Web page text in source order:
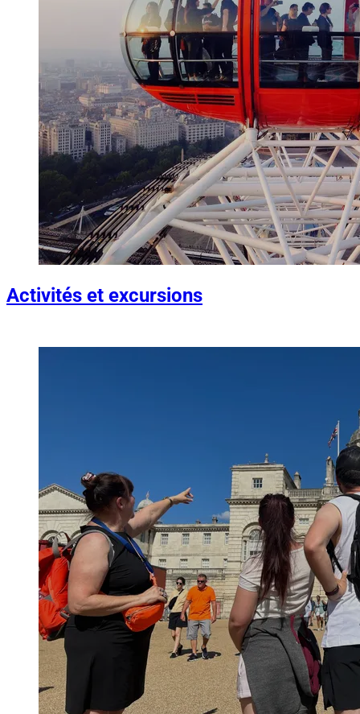
Activités et excursions